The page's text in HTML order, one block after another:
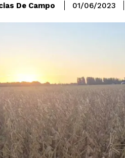
De Campo 01/06/2023